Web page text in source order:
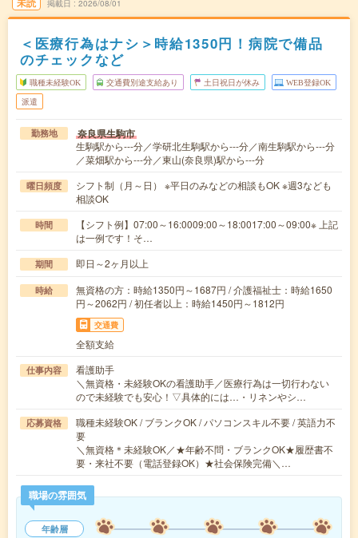
掲載日 2026/08/01
＜医療行為はナシ＞時給1350円！病院で備品
のチェックなど
職種未経験OK 交通費別途支給あり 土日祝日が休み WEB登録OK
派遣
勤務地 奈良県生駒市
生駒駅から---分／学研北生駒駅から---分／南生駒駅から---分
／菜畑駅から---分／東山(奈良県)駅から---分
曜日頻度
シフト制（月～日） ※平日のみなどの相談もOK ※週3なども
相談OK
時間
【シフト例】07:00～16:0009:00～18:0017:00～09:00※ 上記
は一例です！そ…
期間 即日～2ヶ月以上
時給
無資格の方：時給1350円～1687円 / 介護福祉士：時給1650
円～2062円 / 初任者以上：時給1450円～1812円
交通費
全額支給
仕事内容
看護助手
＼無資格・未経験OKの看護助手／医療行為は一切行わない
ので未経験でも安心！▽具体的には…・リネンやシ…
応募資格
職種未経験OK / ブランクOK / パソコンスキル不要 / 英語力不
要
＼無資格＊未経験OK／★年齢不問・ブランクOK★履歴書不
要・来社不要（電話登録OK）★社会保険完備＼…
職場の雰囲気
年齢層